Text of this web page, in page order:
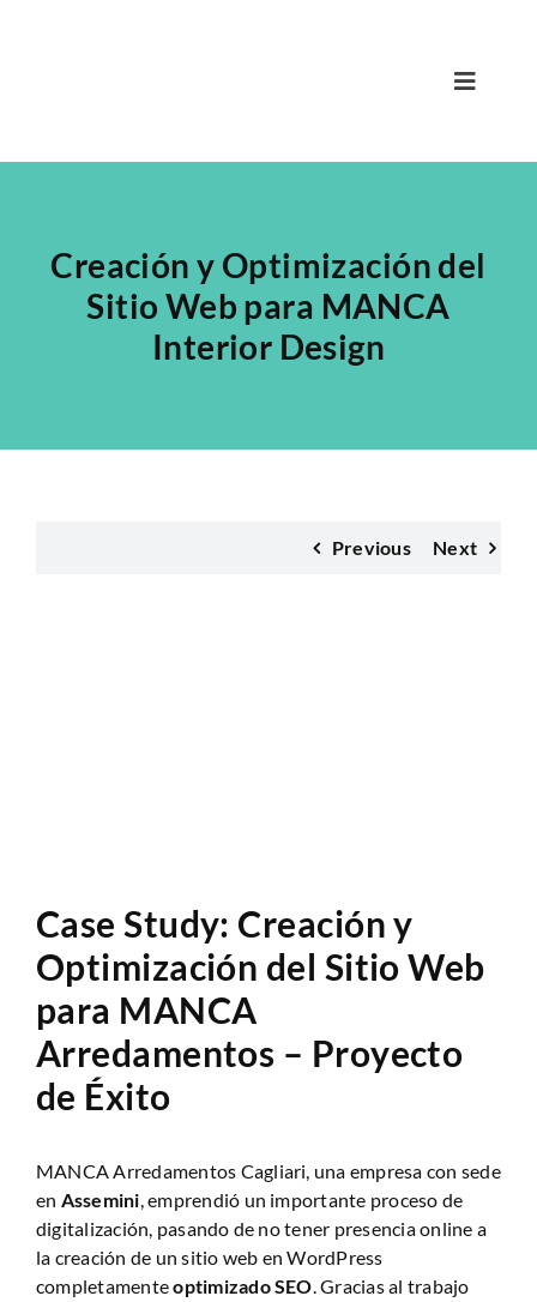
Toggle
Equipo
Servicios
Blog
Creación y Optimización del
Sitio Web para MANCA
Interior Design
Previous Next
Case Study: Creación y
Optimización del Sitio Web
para MANCA
Arredamentos – Proyecto
de Éxito
MANCA Arredamentos Cagliari, una empresa con sede
en Assemini, emprendió un importante proceso de
digitalización, pasando de no tener presencia online a
la creación de un sitio web en WordPress
completamenteoptimizado SEO. Gracias al trabajo